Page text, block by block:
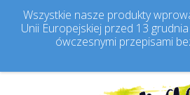
Wszystkie nasze produkty
Unii Europejskiej przed 13
ówczesnymi przepisami